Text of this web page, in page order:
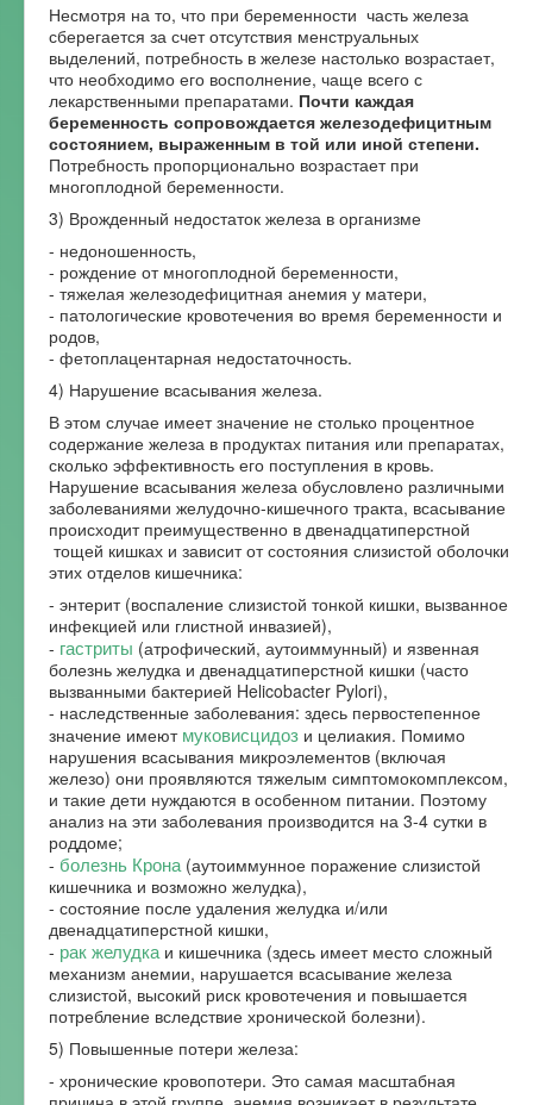
Несмотря на то, что при беременности часть железа
сберегается за счет отсутствия менструальных
выделений, потребность в железе настолько возрастает,
что необходимо его восполнение, чаще всего с
лекарственными препаратами. Почти каждая
беременность сопровождается железодефицитным
состоянием, выраженным в той или иной степени.
Потребность пропорционально возрастает при
многоплодной беременности.
3) Врожденный недостаток железа в организме
- недоношенность,
- рождение от многоплодной беременности,
- тяжелая железодефицитная анемия у матери,
- патологические кровотечения во время беременности и
родов,
- фетоплацентарная недостаточность.
4) Нарушение всасывания железа.
В этом случае имеет значение не столько процентное
содержание железа в продуктах питания или препаратах,
сколько эффективность его поступления в кровь.
Нарушение всасывания железа обусловлено различными
заболеваниями желудочно-кишечного тракта, всасывание
происходит преимущественно в двенадцатиперстной
тощей кишках и зависит от состояния слизистой оболочки
этих отделов кишечника:
- энтерит (воспаление слизистой тонкой кишки, вызванное
инфекцией или глистной инвазией),
- гастриты (атрофический, аутоиммунный) и язвенная
болезнь желудка и двенадцатиперстной кишки (часто
вызванными бактерией Helicobacter Pylori),
- наследственные заболевания: здесь первостепенное
значение имеют муковисцидоз и целиакия. Помимо
нарушения всасывания микроэлементов (включая
железо) они проявляются тяжелым симптомокомплексом,
и такие дети нуждаются в особенном питании. Поэтому
анализ на эти заболевания производится на 3-4 сутки в
роддоме;
- болезнь Крона (аутоиммунное поражение слизистой
кишечника и возможно желудка),
- состояние после удаления желудка и/или
двенадцатиперстной кишки,
- рак желудка и кишечника (здесь имеет место сложный
механизм анемии, нарушается всасывание железа
слизистой, высокий риск кровотечения и повышается
потребление вследствие хронической болезни).
5) Повышенные потери железа:
- хронические кровопотери. Это самая масштабная